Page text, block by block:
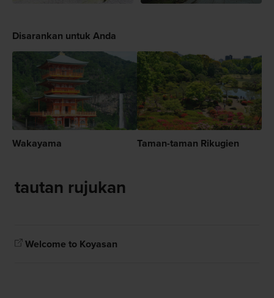
Disarankan untuk Anda
Wakayama Taman-taman Rikugien
tautan rujukan
Welcome to Koyasan